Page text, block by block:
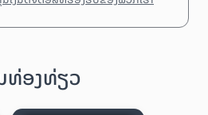
ທ່ອງທ່ຽວ